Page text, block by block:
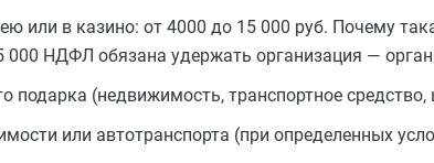
или в казино: от 4000 до 15 000 руб. Почему
000 НДФЛ обязана удержать организация —
подарка (недвижимость, транспортное
или автотранспорта (при определенных